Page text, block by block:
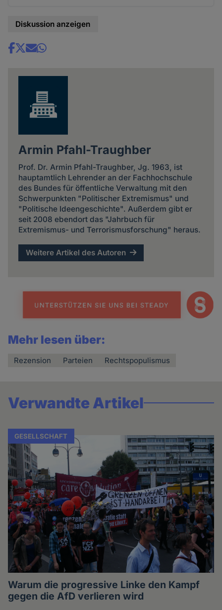
Diskussion anzeigen
Share
Armin Pfahl-Traughber
Prof. Dr. Armin Pfahl-Traughber, Jg. 1963, ist
hauptamtlich Lehrender an der Fachhochschule
des Bundes für öffentliche Verwaltung mit den
Schwerpunkten "Politischer Extremismus" und
"Politische Ideengeschichte". Außerdem gibt er
seit 2008 ebendort das "Jahrbuch für
Extremismus- und Terrorismusforschung" heraus.
Weitere Artikel des Autoren
Mehr lesen über:
Rezension Parteien Rechtspopulismus
Verwandte Artikel
GESELLSCHAFT
Warum die progressive Linke den Kampf
gegen die AfD verlieren wird